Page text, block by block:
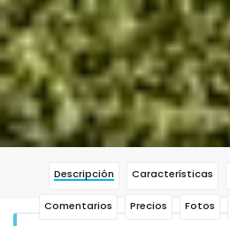
Descripción Características
Comentarios Precios Fotos